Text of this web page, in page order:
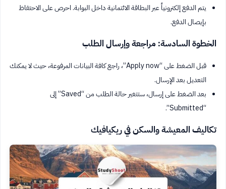
يتم الدفع إلكترونياً عبر البطاقة الائتمانية داخل البوابة. احرص على الاحتفاظ
بإيصال الدفع.
الخطوة السادسة: مراجعة وإرسال الطلب
قبل الضغط على “Apply now”، راجع كافة البيانات المرفوعة، حيث لا يمكنك
التعديل بعد الإرسال.
بعد الضغط على إرسال، ستتغير حالة الطلب من “Saved” إلى
“Submitted”.
تكاليف المعيشة والسكن في ريكيافيك